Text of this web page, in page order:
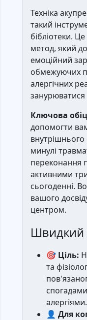
Техніка
такий
бібліотеки.
метод, який
емоційний
обмежуючих
алергічних
Ключова
допомогти
внутрішнього
минулі
переконання
активними
сьогоденні.
вашого
центром.
Швидкий
🎯 Ціль:
та
алергіями.
👤 Для